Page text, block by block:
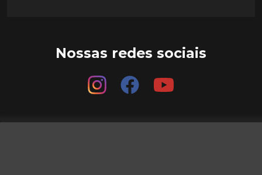
Nossas redes sociais